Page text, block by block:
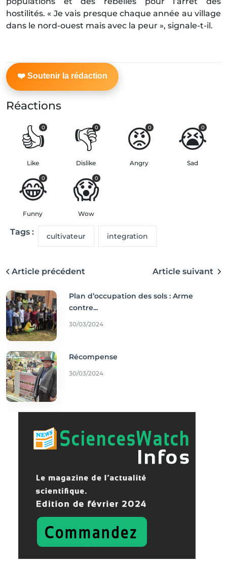
hostilités. « Je vais presque chaque année au village
dans le nord-ouest mais avec la peur », signale-t-il.
Réactions
👍
0
Like
👎
0
Dislike
😡
0
Angry
😭
0
Sad
😂
0
Funny
😱
0
Wow
Tags : cultivateur integration
Article précédent Article suivant
Plan d’occupation des sols : Arme
contre...
30/03/2024
Récompense
30/03/2024